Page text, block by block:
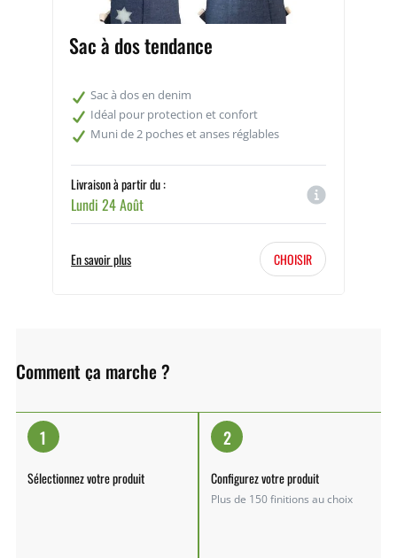
Sac à dos tendance
Sac à dos en denim
Idéal pour protection et confort
Muni de 2 poches et anses réglables
Livraison à partir du :
Lundi 24 Août
En savoir plus CHOISIR
Comment ça marche ?
1
Sélectionnez votre produit
2
Configurez votre produit
Plus de 150 finitions au choix